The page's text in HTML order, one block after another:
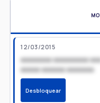
12/03/2015
xxxxxxxx xxxxxxxxx
xxxxx xxxxxx xxxxxxx
Desbloquear